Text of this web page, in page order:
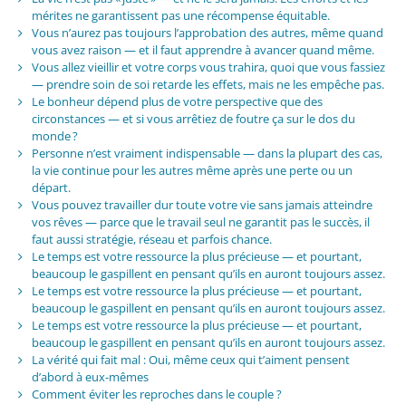
mérites ne garantissent pas une récompense équitable.
Vous n’aurez pas toujours l’approbation des autres, même quand
vous avez raison — et il faut apprendre à avancer quand même.
Vous allez vieillir et votre corps vous trahira, quoi que vous fassiez
— prendre soin de soi retarde les effets, mais ne les empêche pas.
Le bonheur dépend plus de votre perspective que des
circonstances — et si vous arrêtiez de foutre ça sur le dos du
monde ?
Personne n’est vraiment indispensable — dans la plupart des cas,
la vie continue pour les autres même après une perte ou un
départ.
Vous pouvez travailler dur toute votre vie sans jamais atteindre
vos rêves — parce que le travail seul ne garantit pas le succès, il
faut aussi stratégie, réseau et parfois chance.
Le temps est votre ressource la plus précieuse — et pourtant,
beaucoup le gaspillent en pensant qu’ils en auront toujours assez.
Le temps est votre ressource la plus précieuse — et pourtant,
beaucoup le gaspillent en pensant qu’ils en auront toujours assez.
Le temps est votre ressource la plus précieuse — et pourtant,
beaucoup le gaspillent en pensant qu’ils en auront toujours assez.
La vérité qui fait mal : Oui, même ceux qui t’aiment pensent
d’abord à eux-mêmes
Comment éviter les reproches dans le couple ?